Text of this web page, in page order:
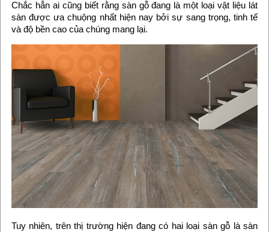
Chắc hẳn ai cũng biết rằng sàn gỗ đang là một loại vật liệu lát
sàn được ưa chuộng nhất hiện nay bởi sự sang trọng, tinh tế
và độ bền cao của chúng mang lại.
Tuy nhiên, trên thị trường hiện đang có hai loại sàn gỗ là sàn